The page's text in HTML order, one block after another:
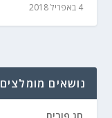
4 באפריל 2018
נושאים מומלצים
חג פורים